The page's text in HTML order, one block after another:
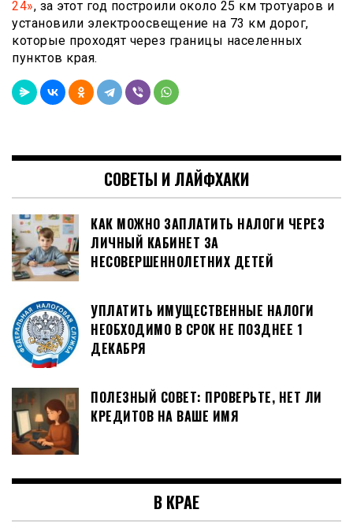
24», за этот год построили около 25 км тротуаров и
установили электроосвещение на 73 км дорог,
которые проходят через границы населенных
пунктов края.
СОВЕТЫ И ЛАЙФХАКИ
КАК МОЖНО ЗАПЛАТИТЬ НАЛОГИ ЧЕРЕЗ
ЛИЧНЫЙ КАБИНЕТ ЗА
НЕСОВЕРШЕННОЛЕТНИХ ДЕТЕЙ
УПЛАТИТЬ ИМУЩЕСТВЕННЫЕ НАЛОГИ
НЕОБХОДИМО В СРОК НЕ ПОЗДНЕЕ 1
ДЕКАБРЯ
ПОЛЕЗНЫЙ СОВЕТ: ПРОВЕРЬТЕ, НЕТ ЛИ
КРЕДИТОВ НА ВАШЕ ИМЯ
В КРАЕ